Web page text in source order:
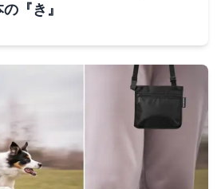
『き』